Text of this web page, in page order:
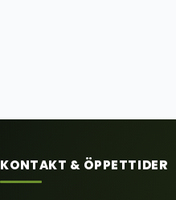
KONTAKT & ÖPPETTIDER